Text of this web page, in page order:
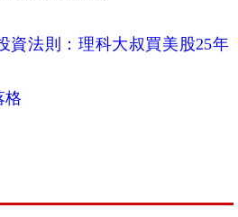
資法則：理科大叔買美股25年
格